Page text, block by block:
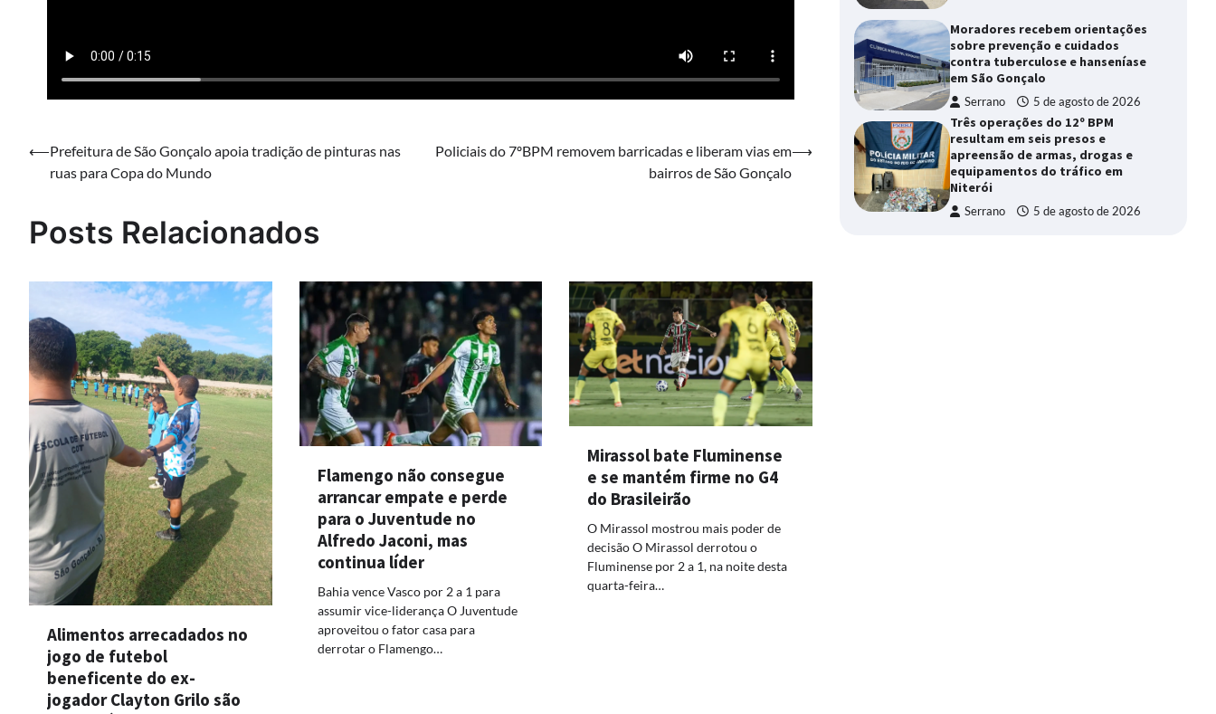
Navegação
⟵Prefeitura de São Gonçalo apoia tradição de pinturas nas
ruas para Copa do Mundo
Policiais do 7ºBPM removem barricadas e liberam vias em
bairros de São Gonçalo
⟶
Posts Relacionados
Alimentos arrecadados no
jogo de futebol
beneficente do ex-
jogador Clayton Grilo são
Flamengo não consegue
arrancar empate e perde
para o Juventude no
Alfredo Jaconi, mas
continua líder
Bahia vence Vasco por 2 a 1 para
assumir vice-liderança O Juventude
aproveitou o fator casa para
derrotar o Flamengo…
Mirassol bate Fluminense
e se mantém firme no G4
do Brasileirão
O Mirassol mostrou mais poder de
decisão O Mirassol derrotou o
Fluminense por 2 a 1, na noite desta
quarta-feira…
Moradores recebem orientações
sobre prevenção e cuidados
contra tuberculose e hanseníase
em São Gonçalo
Serrano 5 de agosto de 2026
Três operações do 12º BPM
resultam em seis presos e
apreensão de armas, drogas e
equipamentos do tráfico em
Niterói
Serrano 5 de agosto de 2026